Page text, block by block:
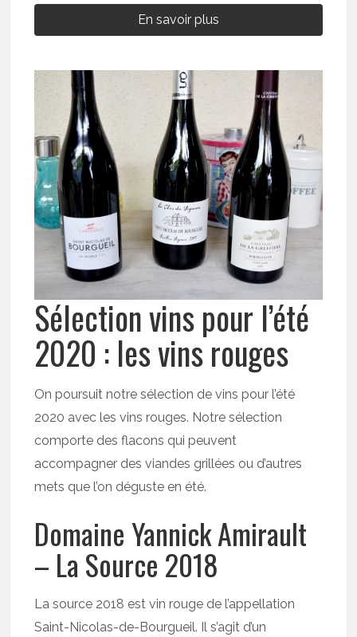
En savoir plus
Sélection vins pour l’été
2020 : les vins rouges
On poursuit notre sélection de vins pour l’été
2020 avec les vins rouges. Notre sélection
comporte des flacons qui peuvent
accompagner des viandes grillées ou d’autres
mets que l’on déguste en été.
Domaine Yannick Amirault
– La Source 2018
La source 2018 est vin rouge de l’appellation
Saint-Nicolas-de-Bourgueil. Il s’agit d’un